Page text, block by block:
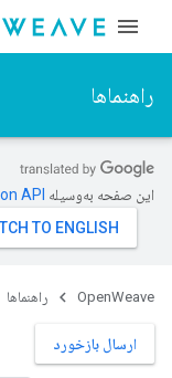
راهنماها
این صفحه به‌وسیله
OpenWeave راهنماها
ارسال بازخورد